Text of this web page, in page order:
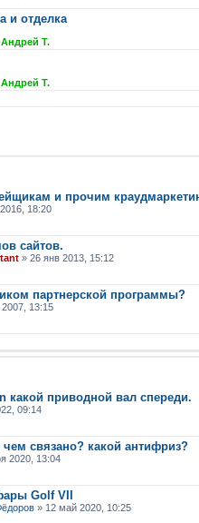
и отделка
Андрей Т.
Андрей Т.
и прочим
18:20
сайтов.
» 26 янв 2013, 15:12
партнерской программы?
13:15
какой приводной вал спереди.
09:14
чем связано? какой антифриз?
2020, 13:04
Golf VII
» 12 май 2020, 10:25